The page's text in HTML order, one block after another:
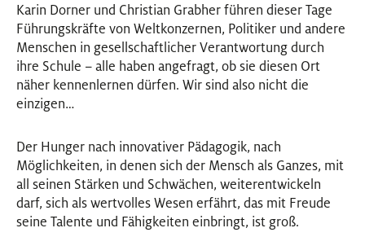
Karin Dorner und Christian Grabher führen dieser Tage
Führungskräfte von Weltkonzernen, Politiker und andere
Menschen in gesellschaftlicher Verantwortung durch
ihre Schule – alle haben angefragt, ob sie diesen Ort
näher kennenlernen dürfen. Wir sind also nicht die
einzigen…
Der Hunger nach innovativer Pädagogik, nach
Möglichkeiten, in denen sich der Mensch als Ganzes, mit
all seinen Stärken und Schwächen, weiterentwickeln
darf, sich als wertvolles Wesen erfährt, das mit Freude
seine Talente und Fähigkeiten einbringt, ist groß.